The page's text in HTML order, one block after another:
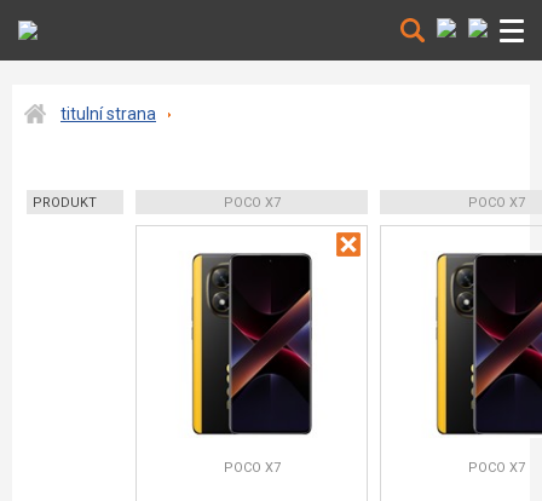
titulní strana
PRODUKT POCO X7 POCO X7
POCO X7 POCO X7